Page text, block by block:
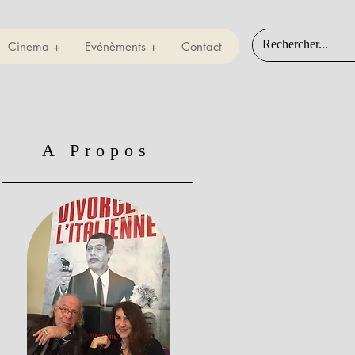
Cinema + Evénèments + Contact
A Propos